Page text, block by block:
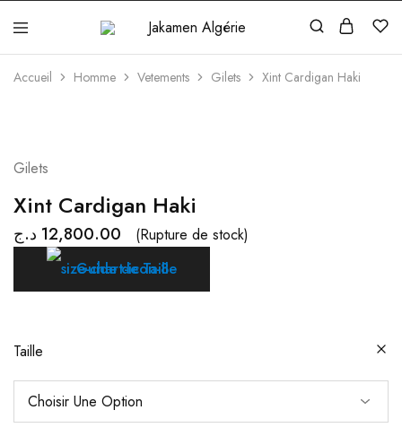
Jakamen
Algérie
Accueil Homme Vetements Gilets Xint Cardigan Haki
Gilets
Xint Cardigan Haki
12,800.00 د.ج
(Rupture de stock)
Guide de Taille
Taille